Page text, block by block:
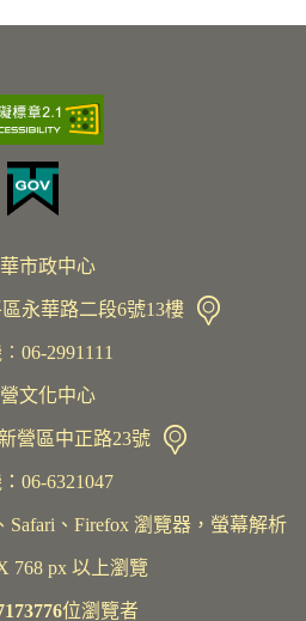
市政中心
永華路二段6號13樓
2991111
文化中心
營區中正路23號
06-6321047
Safari、Firefox 瀏覽器，螢幕解析
768 px 以上瀏覽
位瀏覽者